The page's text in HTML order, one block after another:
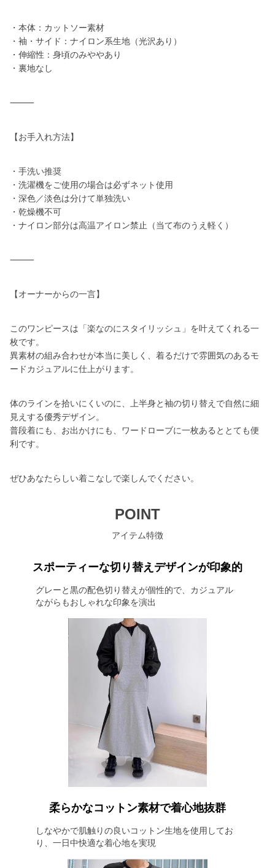
・本体：カットソー素材
・袖・サイド：ナイロン系生地（光沢あり）
・伸縮性：身頃のみややあり
・裏地なし
⸻
【お手入れ方法】
・手洗い推奨
・洗濯機をご使用の場合は必ずネット使用
・深色／淡色は分けて単独洗い
・乾燥機不可
・ナイロン部分は高温アイロン禁止（当て布のうえ軽く）
⸻
【オーナーからの一言】
このワンピースは「楽なのにスタイリッシュ」を叶えてくれる一
枚です。
異素材の組み合わせが本当に美しく、着るだけで雰囲気のあるモ
ードカジュアルに仕上がります。
体のラインを拾いにくいのに、上半身と袖の切り替えで自然に細
見えする優秀デザイン。
普段着にも、お出かけにも、ワードローブに一枚あるととても便
利です。
ぜひあなたらしい着こなしで楽しんでください。
POINT
アイテム特徴
スポーティーな切り替えデザインが印象的
グレーと黒の配色切り替えが個性的で、カジュアル
ながらもおしゃれな印象を演出
柔らかなコットン素材で着心地抜群
しなやかで肌触りの良いコットン生地を使用してお
り、一日中快適な着心地を実現